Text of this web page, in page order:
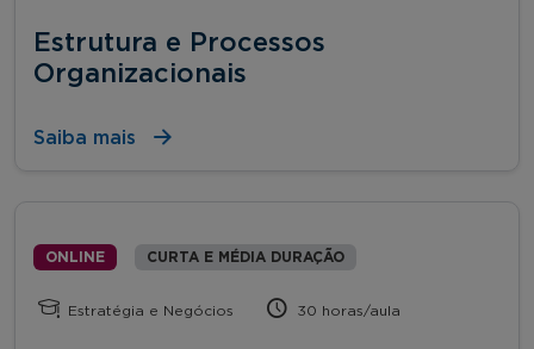
Estrutura e Processos
Organizacionais
Saiba mais
ONLINE CURTA E MÉDIA DURAÇÃO
Estratégia e Negócios 30 horas/aula